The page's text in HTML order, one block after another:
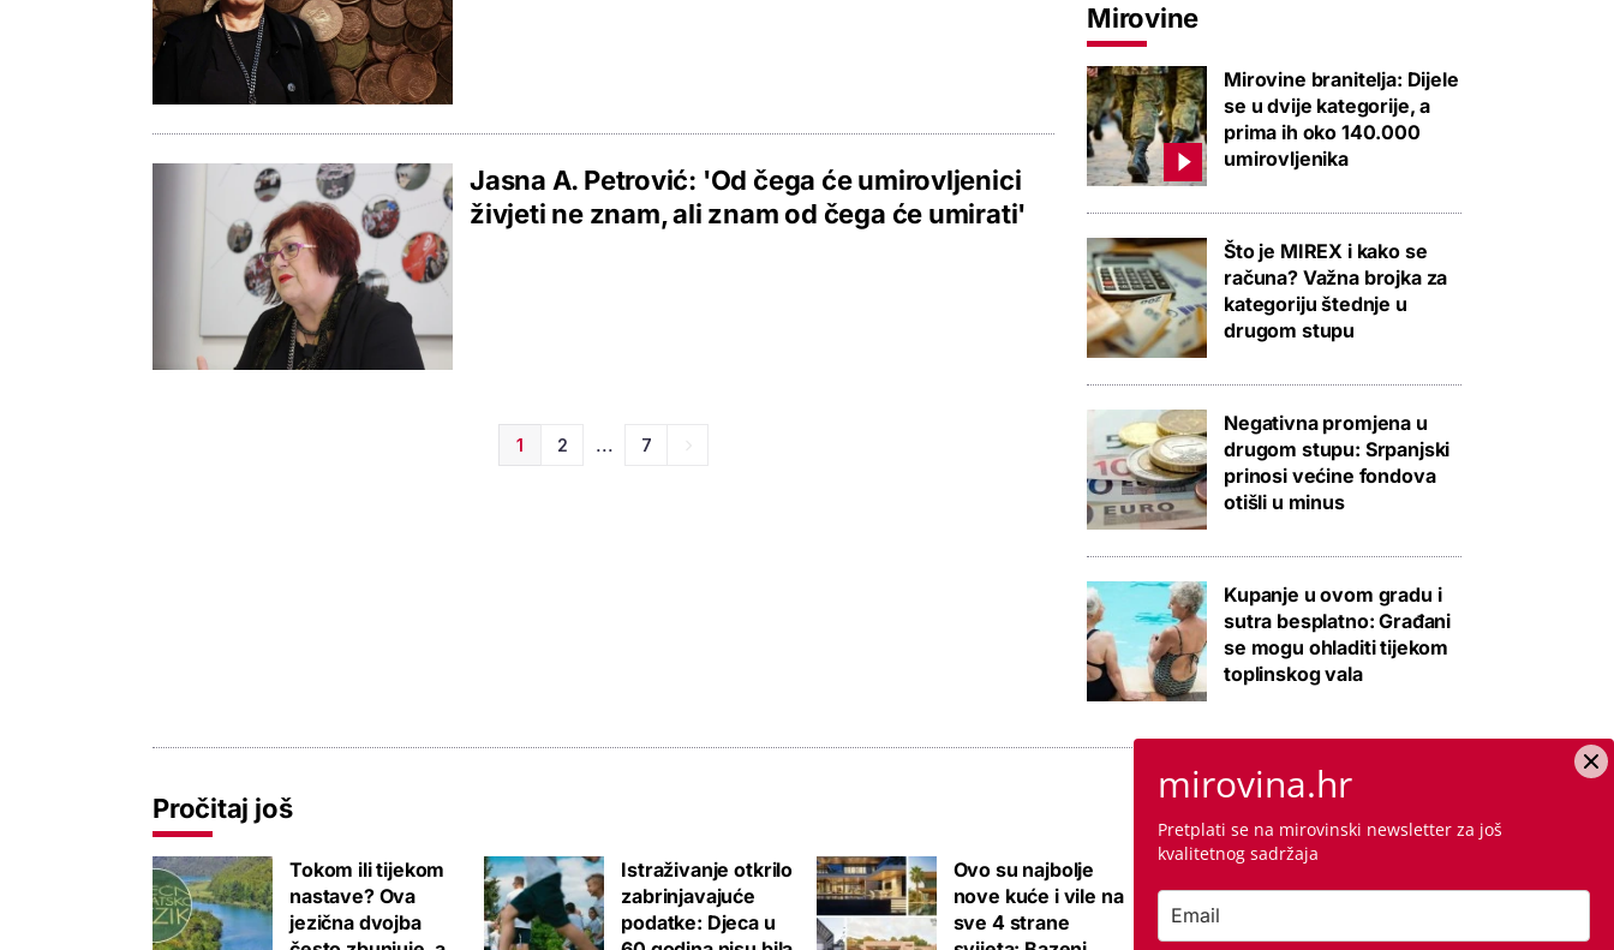
Jasna A. Petrović: 'Od čega će umirovljenici
živjeti ne znam, ali znam od čega će umirati'
1 2 ... 7
Mirovine
Mirovine branitelja: Dijele
se u dvije kategorije, a
prima ih oko 140.000
umirovljenika
Što je MIREX i kako se
računa? Važna brojka za
kategoriju štednje u
drugom stupu
Negativna promjena u
drugom stupu: Srpanjski
prinosi većine fondova
otišli u minus
Kupanje u ovom gradu i
sutra besplatno: Građani
se mogu ohladiti tijekom
toplinskog vala
Pročitaj još
Tokom ili tijekom
nastave? Ova
jezična dvojba
Istraživanje otkrilo
zabrinjavajuće
podatke: Djeca u
Ovo su najbolje
nove kuće i vile na
sve 4 strane
Nema više 'sin mi
se ženi pa izađi iz
mirovina.hr
Pretplati se na mirovinski newsletter za još
kvalitetnog sadržaja